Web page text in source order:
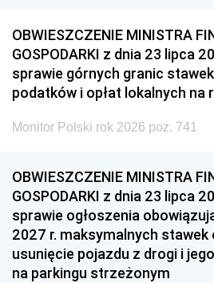
OBWIESZCZENIE MINISTRA
GOSPODARKI z dnia 23 lipca
sprawie górnych granic
podatków i opłat lokalnych na
Monitor Polski rok 2026 poz. 741
OBWIESZCZENIE MINISTRA
GOSPODARKI z dnia 23 lipca
sprawie ogłoszenia
2027 r. maksymalnych stawek
usunięcie pojazdu z drogi i
na parkingu strzeżonym